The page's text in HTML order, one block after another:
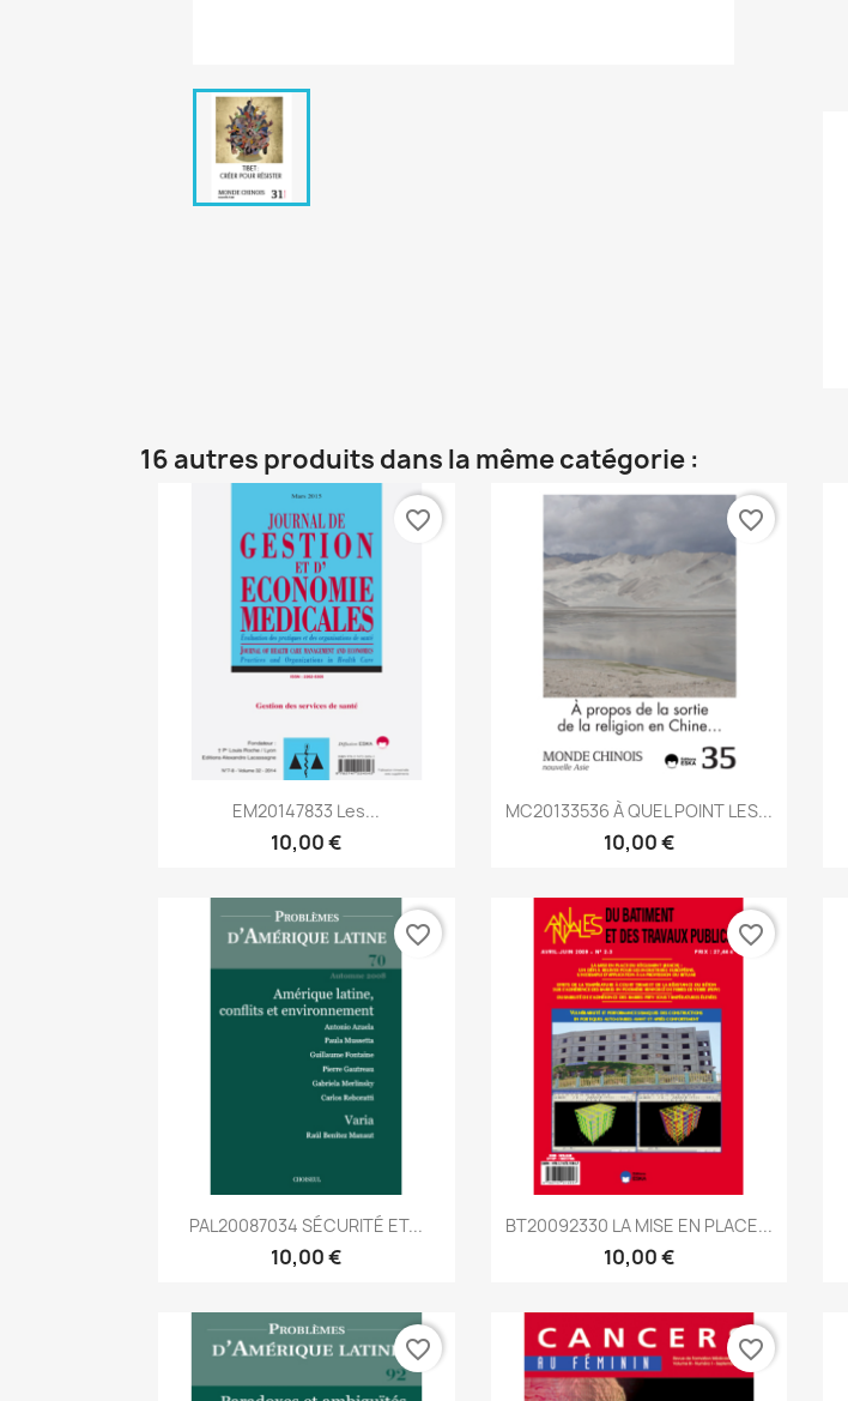
16 autres produits dans la même catégorie :
Aperçu rapide
EM20147833 Les...
10,00 €
favorite_border
Aperçu rapide
MC20133536 À QUEL POINT LES...
10,00 €
favorite_border
Aperçu rapide
PAL20087034 SÉCURITÉ ET...
10,00 €
favorite_border
Aperçu rapide
BT20092330 LA MISE EN PLACE...
10,00 €
favorite_border
favorite_border favorite_border